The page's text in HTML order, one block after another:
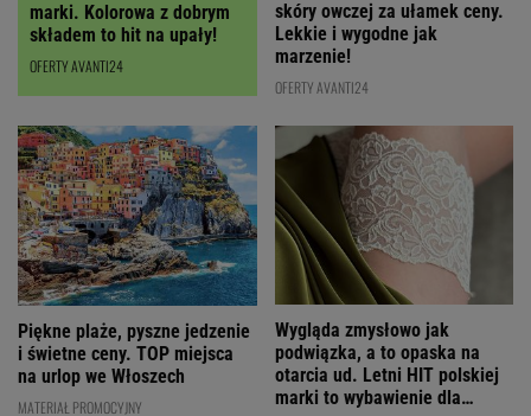
marki. Kolorowa z dobrym
składem to hit na upały!
OFERTY AVANTI24
skóry owczej za ułamek ceny.
Lekkie i wygodne jak
marzenie!
OFERTY AVANTI24
Piękne plaże, pyszne jedzenie
i świetne ceny. TOP miejsca
na urlop we Włoszech
MATERIAŁ PROMOCYJNY
Wygląda zmysłowo jak
podwiązka, a to opaska na
otarcia ud. Letni HIT polskiej
marki to wybawienie dla